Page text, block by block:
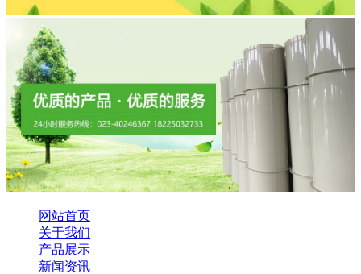
网站首页
关于我们
产品展示
新闻资讯